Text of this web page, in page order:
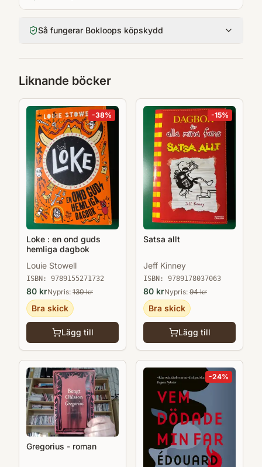
Så fungerar Bokloops köpskydd
Liknande böcker
-38%
Loke : en ond guds
hemliga dagbok
Louie Stowell
ISBN: 9789155271732
80 krNypris: 130kr
Bra skick
Lägg till
-15%
Satsa allt
Jeff Kinney
ISBN: 9789178037063
80 krNypris: 94kr
Bra skick
Lägg till
Gregorius - roman
-24%